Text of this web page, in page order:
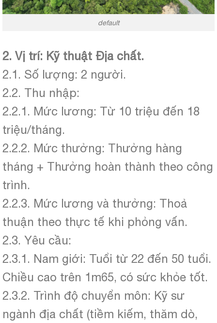
default
2. Vị trí: Kỹ thuật Địa chất.
2.1. Số lượng: 2 người.
2.2. Thu nhập:
2.2.1. Mức lương: Từ 10 triệu đến 18
triệu/tháng.
2.2.2. Mức thưởng: Thưởng hàng
tháng + Thưởng hoàn thành theo công
trình.
2.2.3. Mức lương và thưởng: Thoả
thuận theo thực tế khi phỏng vấn.
2.3. Yêu cầu:
2.3.1. Nam giới: Tuổi từ 22 đến 50 tuổi.
Chiều cao trên 1m65, có sức khỏe tốt.
2.3.2. Trình độ chuyển môn: Kỹ sư
ngành địa chất (tiềm kiếm, thăm dò,